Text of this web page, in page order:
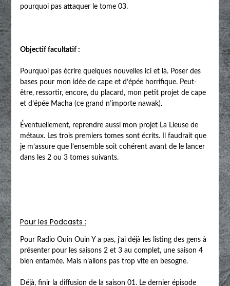
pourquoi pas attaquer le tome 03.
Objectif facultatif :
Pourquoi pas écrire quelques nouvelles ici et là. Poser des
bases pour mon idée de cape et d’épée horrifique. Peut-
être, ressortir, encore, du placard, mon petit projet de cape
et d’épée Macha (ce grand n’importe nawak).
Éventuellement, reprendre aussi mon projet La Lieuse de
métaux. Les trois premiers tomes sont écrits. Il faudrait que
je m’assure que l’ensemble soit cohérent avant de le lancer
dans les 2 ou 3 tomes suivants.
Pour les Podcasts :
Pour Radio Ouin Ouin Y a pas, j’ai déjà les listing des gens à
présenter pour les saisons 2 et 3 au complet, une saison 4
bien entamée. Mais n’allons pas trop vite en besogne.
Déjà, finir la diffusion de la saison 01. Le dernier épisode